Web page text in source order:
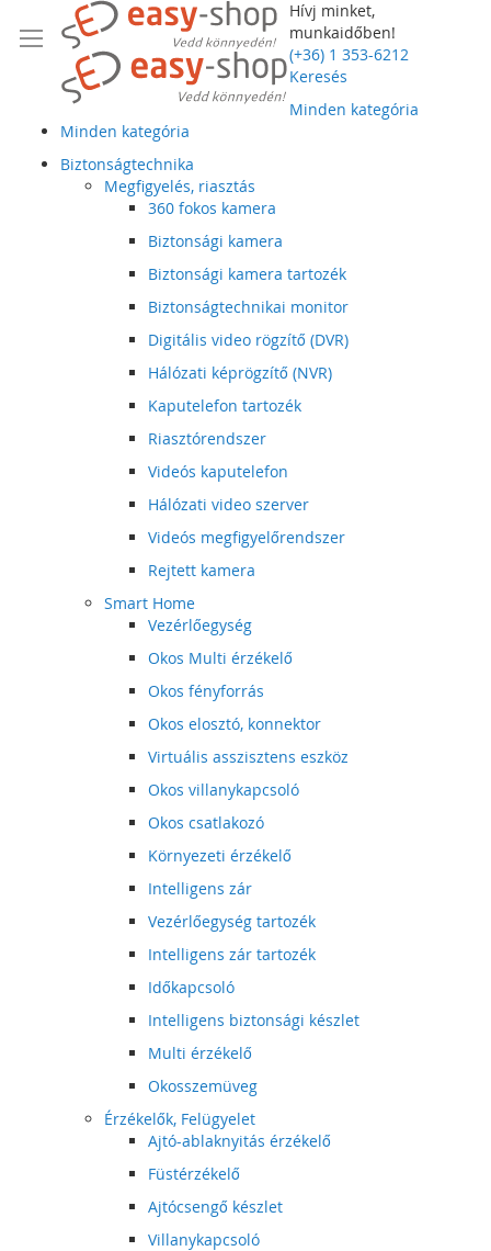
Hívj minket,
munkaidőben!
(+36) 1 353-6212
Keresés
Minden kategória
Minden kategória
Biztonságtechnika
Megfigyelés, riasztás
360 fokos kamera
Biztonsági kamera
Biztonsági kamera tartozék
Biztonságtechnikai monitor
Digitális video rögzítő (DVR)
Hálózati képrögzítő (NVR)
Kaputelefon tartozék
Riasztórendszer
Videós kaputelefon
Hálózati video szerver
Videós megfigyelőrendszer
Rejtett kamera
Smart Home
Vezérlőegység
Okos Multi érzékelő
Okos fényforrás
Okos elosztó, konnektor
Virtuális asszisztens eszköz
Okos villanykapcsoló
Okos csatlakozó
Környezeti érzékelő
Intelligens zár
Vezérlőegység tartozék
Intelligens zár tartozék
Időkapcsoló
Intelligens biztonsági készlet
Multi érzékelő
Okosszemüveg
Érzékelők, Felügyelet
Ajtó-ablaknyitás érzékelő
Füstérzékelő
Ajtócsengő készlet
Villanykapcsoló